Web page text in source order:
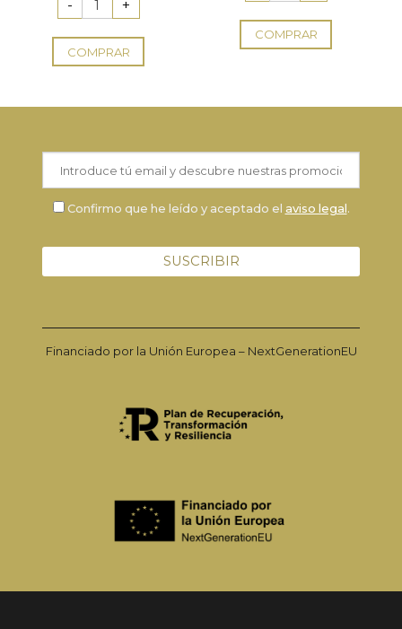
11,63 €.
COMPRAR
COMPRAR
Confirmo que he leído y aceptado el aviso legal.
Financiado por la Unión Europea – NextGenerationEU